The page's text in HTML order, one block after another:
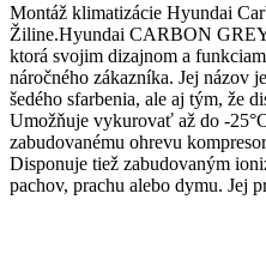
Montáž klimatizácie Hyundai
Žiline.Hyundai CARBON
ktorá svojim dizajnom a
náročného zákazníka. Jej názov
šedého sfarbenia, ale aj tým, že
Umožňuje vykurovať až do -
zabudovanému ohrevu
Disponuje tiež zabudovaným
pachov, prachu alebo dymu. Jej